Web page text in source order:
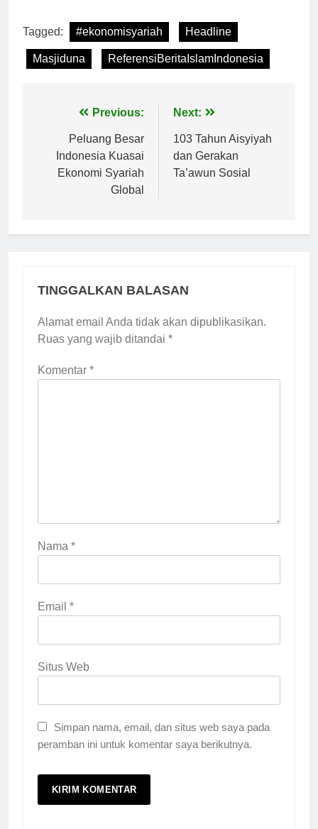
Tagged: #ekonomisyariah Headline
Masjiduna ReferensiBeritaIslamIndonesia
NavigasiPrevious:
Peluang Besar
Indonesia Kuasai
Ekonomi Syariah
Global
Next:
103 Tahun Aisyiyah
dan Gerakan
Ta’awun Sosial
TINGGALKAN BALASAN
Alamat email Anda tidak akan dipublikasikan.
Ruas yang wajib ditandai *
Komentar *
Nama *
Email *
Situs Web
Simpan nama, email, dan situs web saya pada
peramban ini untuk komentar saya berikutnya.